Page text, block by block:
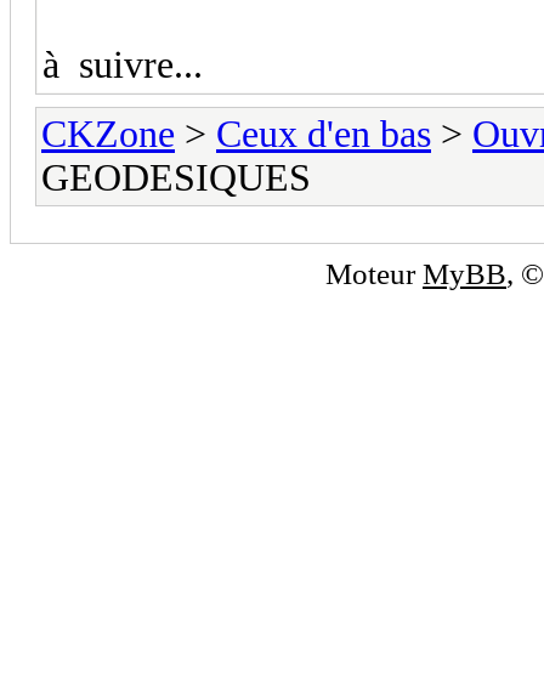
à suivre...
CKZone > Ceux d'en bas >
GEODESIQUES
MoteurMyBB,